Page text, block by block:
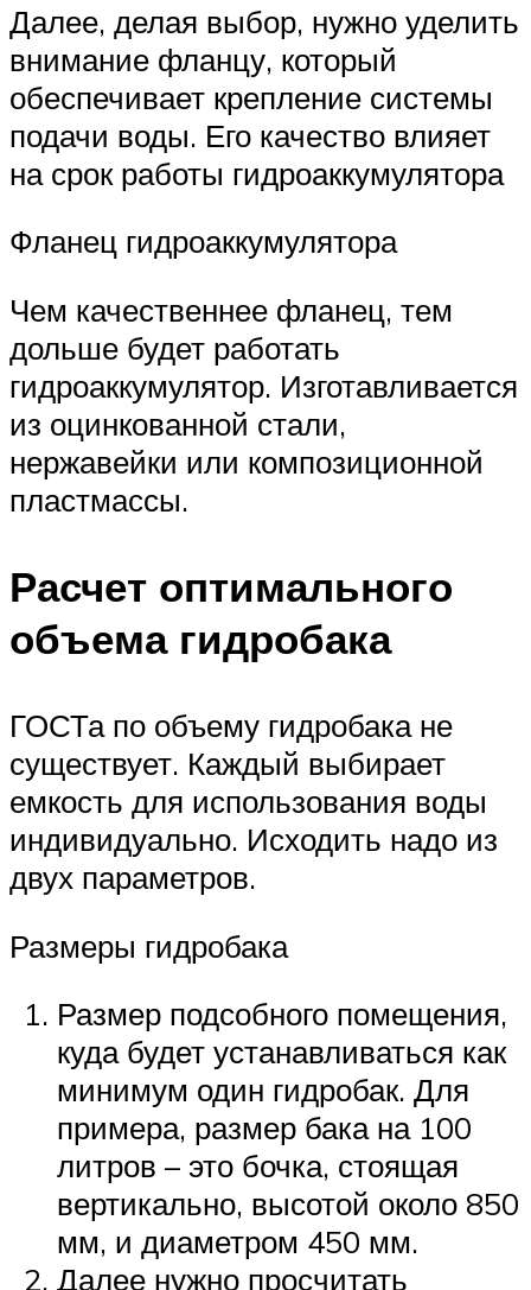
Далее, делая выбор, нужно уделить
внимание фланцу, который
обеспечивает крепление системы
подачи воды. Его качество влияет
на срок работы гидроаккумулятора
Фланец гидроаккумулятора
Чем качественнее фланец, тем
дольше будет работать
гидроаккумулятор. Изготавливается
из оцинкованной стали,
нержавейки или композиционной
пластмассы.
Расчет оптимального
объема гидробака
ГОСТа по объему гидробака не
существует. Каждый выбирает
емкость для использования воды
индивидуально. Исходить надо из
двух параметров.
Размеры гидробака
Размер подсобного помещения,
куда будет устанавливаться как
минимум один гидробак. Для
примера, размер бака на 100
литров – это бочка, стоящая
вертикально, высотой около 850
мм, и диаметром 450 мм.
Далее нужно просчитать